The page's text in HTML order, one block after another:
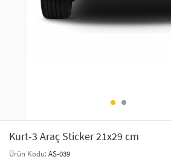
SAÇ AKSESUARLARI
ŞAL VE FULAR
PARTİ SÜSLERİ
Kurt-3 Araç Sticker 21x29 cm
Ürün Kodu:AS-039